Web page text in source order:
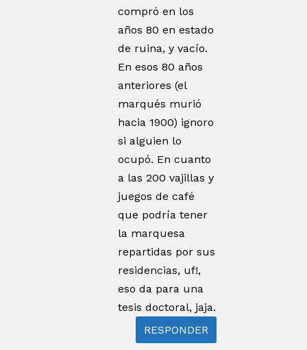
compró en los
años 80 en estado
de ruina, y vacío.
En esos 80 años
anteriores (el
marqués murió
hacia 1900) ignoro
si alguien lo
ocupó. En cuanto
a las 200 vajillas y
juegos de café
que podría tener
la marquesa
repartidas por sus
residencias, uf!,
eso da para una
tesis doctoral, jaja.
RESPONDER